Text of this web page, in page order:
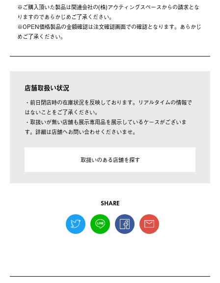
※ご購⼊頂いた製品は関連会社の(株)アウティングスペースからの請求とな
りますのであらかじめご了承ください。
※OPEN価格製品の⾦額確認は注⽂確認画⾯での確認となります。あらかじ
めご了承ください。
店舗取扱い状況
・前日閉店時の在庫状況を反映しております。リアルタイムの情報で
はないことをご了承ください。
・取扱いが無い店舗も展示専用品を展示しているケースがございま
す。詳細は店舗へお問い合わせくださいませ。
取扱いのある店舗を探す
SHARE